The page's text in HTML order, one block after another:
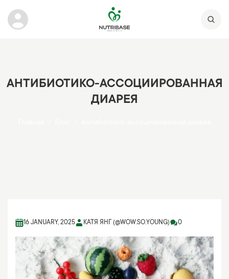
АНТИБИОТИКО-АССОЦИИРОВАННАЯ
ДИАРЕЯ
16 JANUARY, 2025 КАТЯ ЯНГ (@WOW.SO.YOUNG) 0